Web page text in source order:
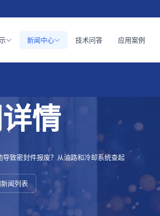
新闻中心 技术问答 应用案例
情
导致密封件报废？从油路和冷却系统查起
闻列表